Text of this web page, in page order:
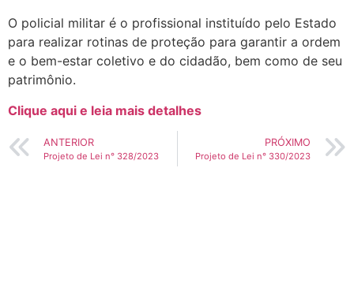
O policial militar é o profissional instituído pelo Estado
para realizar rotinas de proteção para garantir a ordem
e o bem-estar coletivo e do cidadão, bem como de seu
patrimônio.
Clique aqui e leia mais detalhes
ANTERIOR
Projeto de Lei n° 328/2023
PRÓXIMO
Projeto de Lei n° 330/2023